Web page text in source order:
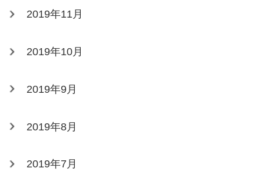
2019年11月
2019年10月
2019年9月
2019年8月
2019年7月